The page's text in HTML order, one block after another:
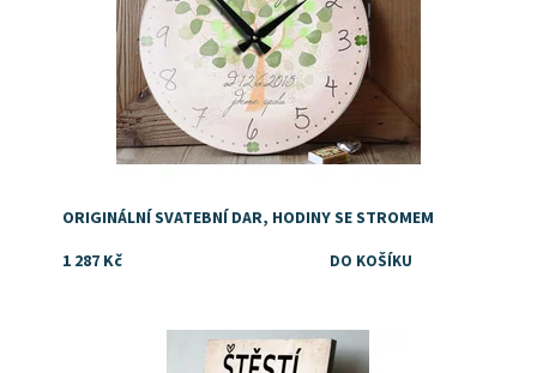
ORIGINÁLNÍ SVATEBNÍ DAR, HODINY SE STROMEM
1 287 Kč
Skladem